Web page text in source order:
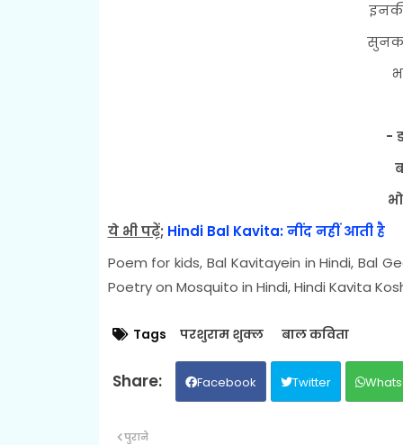
-
ये भी पढ़ें; Hindi Bal Kavita: नींद नहीं आती है
Poem for kids, Bal Kavitayein in Hindi, Bal
Poetry on Mosquito in Hindi, Hindi Kavita
Tags परशुराम शुक्ल बाल कविता
Facebook Twitter
पुराने